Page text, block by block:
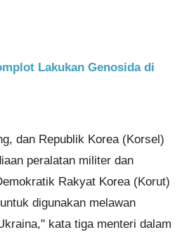
Lakukan Genosida di
dan Republik Korea (Korsel)
peralatan militer dan
Rakyat Korea (Korut)
digunakan melawan
kata tiga menteri dalam